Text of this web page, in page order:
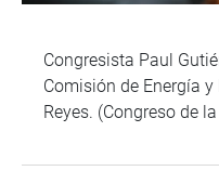
Congresista Paul
Comisión de Energía
Reyes. (Congreso de